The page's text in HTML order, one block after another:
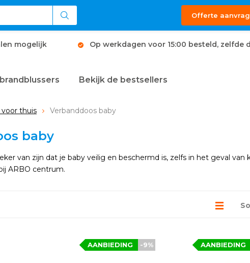
Offerte
mogelijk Op werkdagen voor 15:00 besteld, zelfde
Bekijk de bestsellers
thuis Verbanddoos baby
baby
van zijn dat je baby veilig en beschermd is, zelfs in het geval
ARBO centrum.
-9%
AANBIEDING AANBIEDING